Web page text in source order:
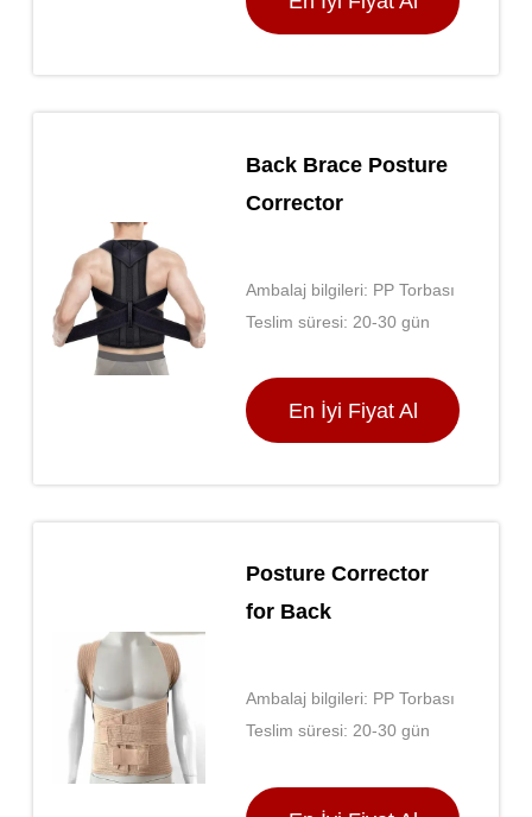
Back Brace Posture
Corrector
Ambalaj bilgileri: PP Torbası
Teslim süresi: 20-30 gün
En İyi Fiyat Al
Posture Corrector
for Back
Ambalaj bilgileri: PP Torbası
Teslim süresi: 20-30 gün